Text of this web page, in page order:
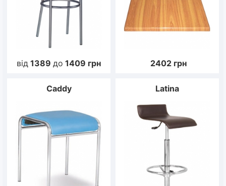
від 1389 до 1409 грн 2402 грн
Caddy Latina